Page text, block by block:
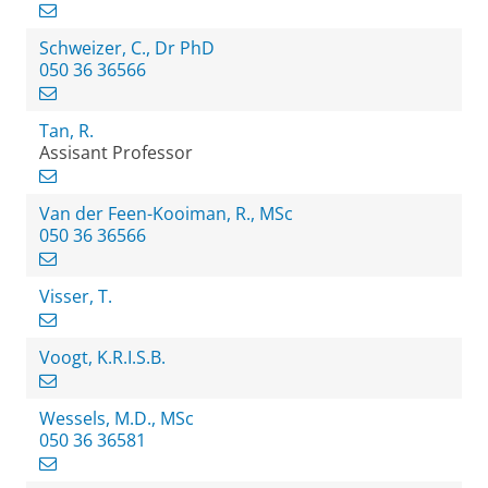
Schweizer, C., Dr PhD
050 36 36566
Tan, R.
Assisant Professor
Van der Feen-Kooiman, R., MSc
050 36 36566
Visser, T.
Voogt, K.R.I.S.B.
Wessels, M.D., MSc
050 36 36581